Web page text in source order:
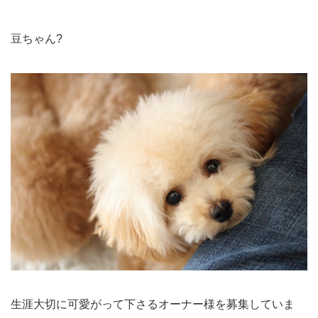
豆ちゃん?
生涯大切に可愛がって下さるオーナー様を募集していま